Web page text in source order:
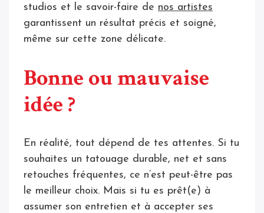
studios et le savoir-faire de nos artistes
garantissent un résultat précis et soigné,
même sur cette zone délicate.
Bonne ou mauvaise
idée ?
En réalité, tout dépend de tes attentes. Si tu
souhaites un tatouage durable, net et sans
retouches fréquentes, ce n’est peut-être pas
le meilleur choix. Mais si tu es prêt(e) à
assumer son entretien et à accepter ses